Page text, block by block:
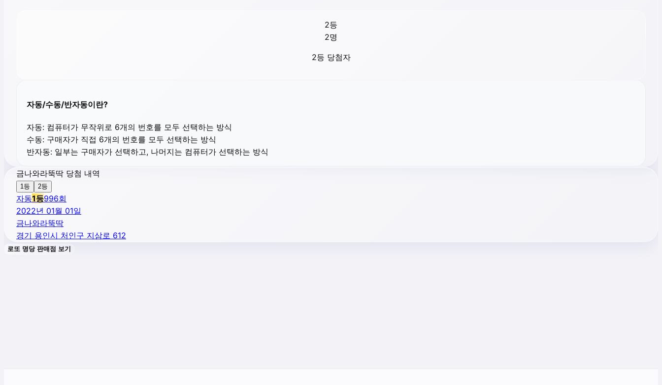
2등
2명
2등 당첨자
자동/수동/반자동이란?
자동: 컴퓨터가 무작위로 6개의 번호를 모두 선택하는 방식
수동: 구매자가 직접 6개의 번호를 모두 선택하는 방식
반자동: 일부는 구매자가 선택하고, 나머지는 컴퓨터가 선택하는 방식
금나와라뚝딱 당첨 내역
1등 2등
자동1등996회
2022년 01월 01일
금나와라뚝딱
경기 용인시 처인구 지삼로 612
로또 명당 판매점 보기